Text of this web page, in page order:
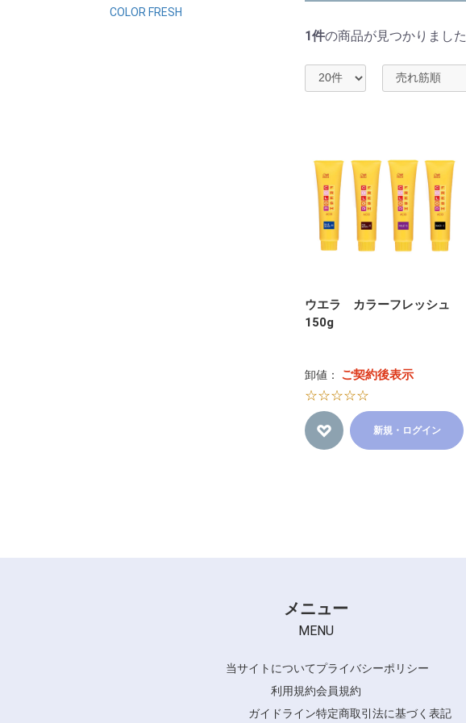
COLOR FRESH
1件の商品が見つかりました
ウエラ カラーフレッシュ
150g
卸値： ご契約後表示
☆☆☆☆☆
新規・ログイン
メニュー
MENU
当サイトについてプライバシーポリシー
利用規約会員規約
ガイドライン特定商取引法に基づく表記